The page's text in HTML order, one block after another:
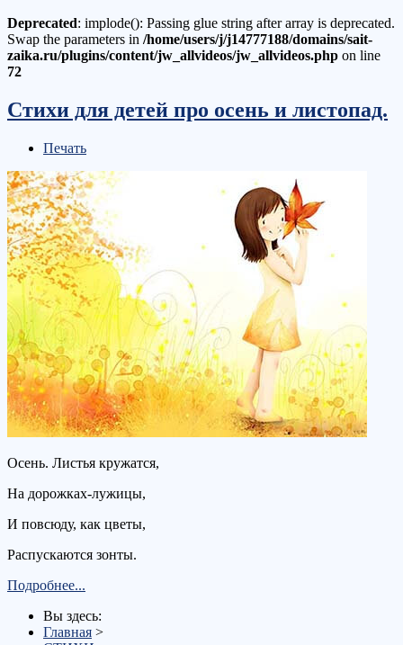
Deprecated: implode(): Passing glue string after array is deprecated.
Swap the parameters in /home/users/j/j14777188/domains/sait-
zaika.ru/plugins/content/jw_allvideos/jw_allvideos.php on line
72
Стихи для детей про осень и листопад.
Печать
Осень. Листья кружатся,
На дорожках-лужицы,
И повсюду, как цветы,
Распускаются зонты.
Подробнее...
Вы здесь:
Главная >